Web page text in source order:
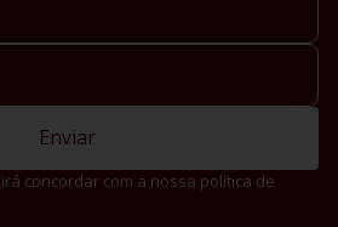
Enviar
concordar com a nossa política de